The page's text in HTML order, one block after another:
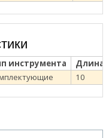
инструмента Длина
10